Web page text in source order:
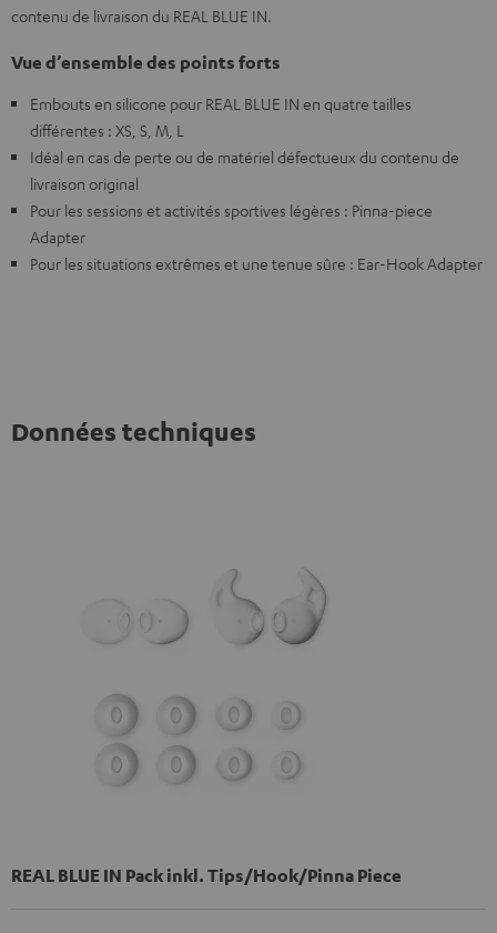
contenu de livraison du REAL BLUE IN.
Vue d’ensemble des points forts
Embouts en silicone pour REAL BLUE IN en quatre tailles
différentes : XS, S, M, L
Idéal en cas de perte ou de matériel défectueux du contenu de
livraison original
Pour les sessions et activités sportives légères : Pinna-piece
Adapter
Pour les situations extrêmes et une tenue sûre : Ear-Hook Adapter
Données techniques
REAL BLUE IN Pack inkl. Tips/Hook/Pinna Piece